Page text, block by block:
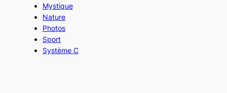
Mystique
Nature
Photos
Sport
Système C